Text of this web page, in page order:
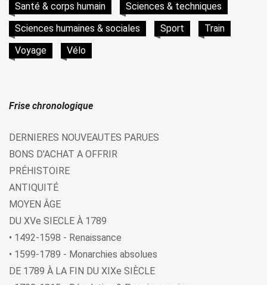
Santé & corps humain
Sciences & techniques
Sciences humaines & sociales
Sport
Train
Voyage
Vélo
Frise chronologique
DERNIERES NOUVEAUTES PARUES
BONS D'ACHAT A OFFRIR
PRÉHISTOIRE
ANTIQUITÉ
MOYEN ÂGE
DU XVe SIECLE À 1789
• 1492-1598 - Renaissance
• 1599-1789 - Monarchies absolues
DE 1789 À LA FIN DU XIXe SIÈCLE